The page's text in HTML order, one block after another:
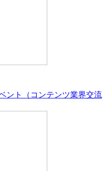
ント（コンテンツ業界交流